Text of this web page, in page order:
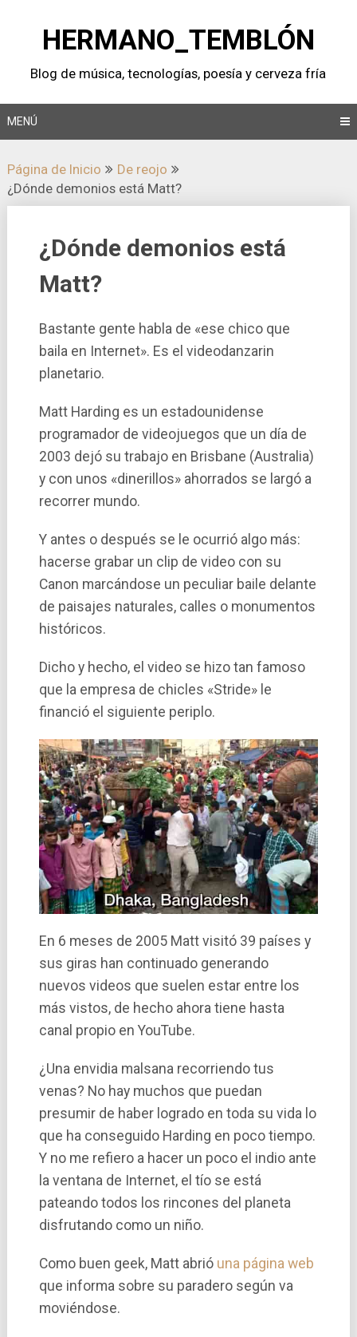
contenidoHERMANO_TEMBLÓN
Blog de música, tecnologí­as, poesí­a y cerveza frí­a
MENÚ
Página de Inicio
De reojo
¿Dónde demonios está Matt?
¿Dónde demonios está
Matt?
Bastante gente habla de «ese chico que
baila en Internet». Es el videodanzarin
planetario.
Matt Harding es un estadounidense
programador de videojuegos que un dí­a de
2003 dejó su trabajo en Brisbane (Australia)
y con unos «dinerillos» ahorrados se largó a
recorrer mundo.
Y antes o después se le ocurrió algo más:
hacerse grabar un clip de video con su
Canon marcándose un peculiar baile delante
de paisajes naturales, calles o monumentos
históricos.
Dicho y hecho, el video se hizo tan famoso
que la empresa de chicles «Stride» le
financió el siguiente periplo.
En 6 meses de 2005 Matt visitó 39 paí­ses y
sus giras han continuado generando
nuevos videos que suelen estar entre los
más vistos, de hecho ahora tiene hasta
canal propio en YouTube.
¿Una envidia malsana recorriendo tus
venas? No hay muchos que puedan
presumir de haber logrado en toda su vida lo
que ha conseguido Harding en poco tiempo.
Y no me refiero a hacer un poco el indio ante
la ventana de Internet, el tí­o se está
pateando todos los rincones del planeta
disfrutando como un niño.
Como buen geek, Matt abrió una página web
que informa sobre su paradero según va
moviéndose.